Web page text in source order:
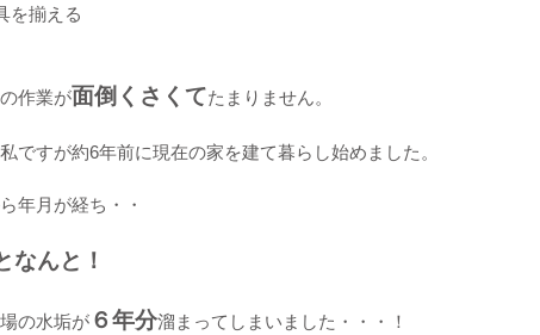
揃える
作業が面倒くさくてたまりません。
ですが約6年前に現在の家を建て暮らし始めました。
年月が経ち・・
なんと！
の水垢が ６年分溜まってしまいました・・・！